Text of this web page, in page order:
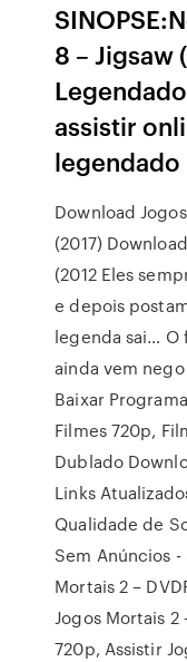
8 – Jigsaw
assistir
legendado
Download
(2017)
(2012 Eles
e depois
legenda sai… O
ainda vem
Baixar
Filmes 720p,
Dublado
Links
Qualidade de
Sem Anúncios
Mortais 2 –
Jogos Mortais 2
720p, Assistir